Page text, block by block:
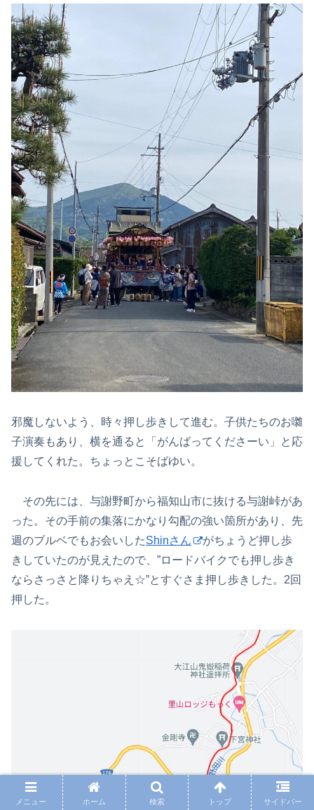
邪魔しないよう、時々押し歩きして進む。子供たちのお囃
子演奏もあり、横を通ると「がんばってくださーい」と応
援してくれた。ちょっとこそばゆい。
その先には、与謝野町から福知山市に抜ける与謝峠があ
った。その手前の集落にかなり勾配の強い箇所があり、先
週のブルベでもお会いしたShinさん
がちょうど押し歩
きしていたのが見えたので、”ロードバイクでも押し歩き
ならさっさと降りちゃえ☆”とすぐさま押し歩きした。2回
押した。
メニュー ホーム 検索 トップ サイドバー